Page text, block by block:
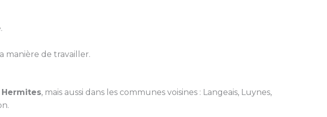
manière de travailler.
, mais aussi dans les communes voisines : Langeais, Luynes,